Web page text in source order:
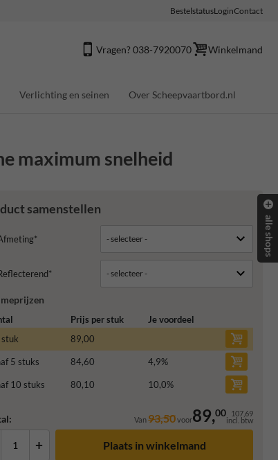
BestelstatusLoginContact
Vragen? 038-7920070 Winkelmand
Verlichting en seinen Over Scheepvaartbord.nl
maximum snelheid
samenstellen
Prijs per stuk
Je voordeel
stuk
89,00
5 stuks 84,60 4,9%
10 stuks 80,10 10,0%
Van93,50voor89,00 107,69
incl. btw
+ Plaats in winkelmand
alle shops